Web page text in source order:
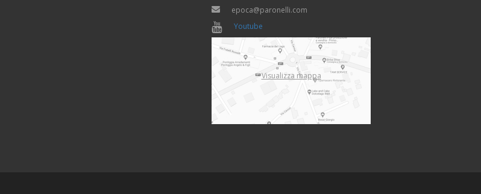
epoca@paronelli.com
Youtube
Visualizza mappa